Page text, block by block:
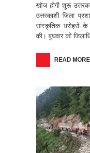
खोज होगी शुरू
उत्तरकाशी जिला
सांस्कृतिक धरोहरों
की। बुधवार को
READ MORE